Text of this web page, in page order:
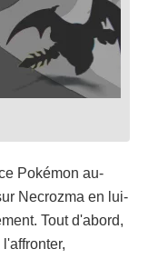
Pokémon au-
Necrozma en lui-
Tout d'abord,